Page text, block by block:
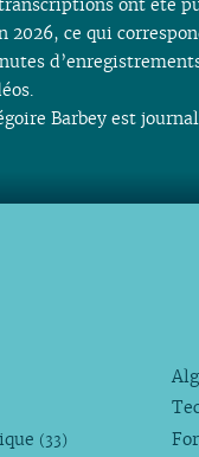
2026, ce qui
Barbey est
(33)